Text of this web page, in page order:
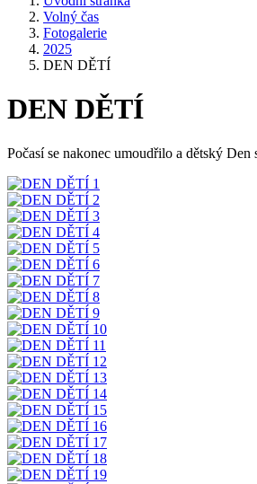
Volný čas
Fotogalerie
2025
DEN DĚTÍ
DEN DĚTÍ
Počasí se nakonec umoudřilo a dětský Den